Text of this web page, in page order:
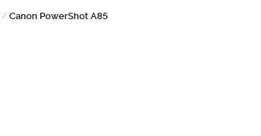
/ Canon PowerShot A85